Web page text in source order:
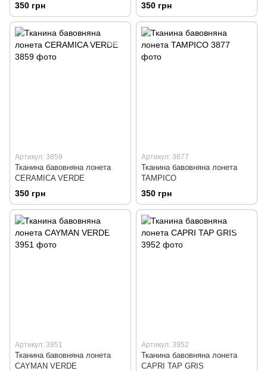
350 грн 350 грн
Артикул: 3859
Тканина бавовняна лонета
CERAMICA VERDE
350 грн
Артикул: 3877
Тканина бавовняна лонета
TAMPICO
350 грн
Артикул: 3951
Тканина бавовняна лонета
CAYMAN VERDE
Артикул: 3952
Тканина бавовняна лонета
CAPRI TAP GRIS